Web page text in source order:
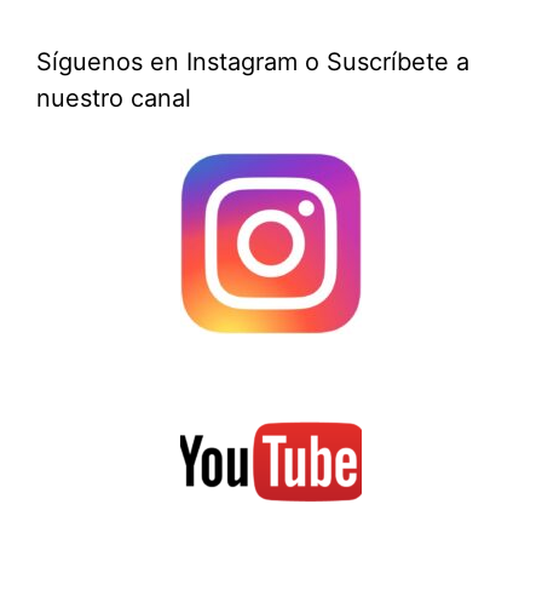
Síguenos en Instagram o Suscríbete a
nuestro canal